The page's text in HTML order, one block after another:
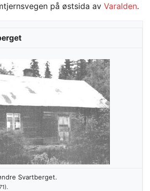
på østsida av Varalden.
Svartberget.